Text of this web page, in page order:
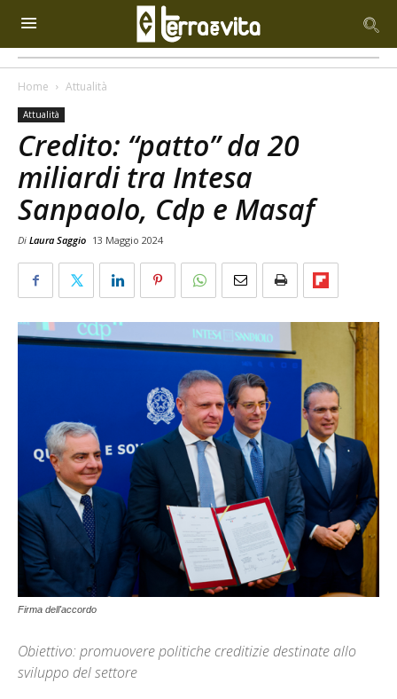
Home Attualità
Attualità
Credito: “patto” da 20
miliardi tra Intesa
Sanpaolo, Cdp e Masaf
Di Laura Saggio 13 Maggio 2024
Firma dell'accordo
Obiettivo: promuovere politiche creditizie destinate allo
sviluppo del settore